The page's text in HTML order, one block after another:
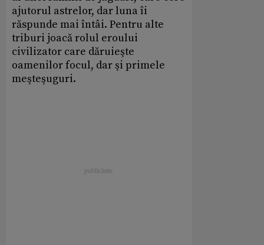
ajutorul astrelor, dar luna îi
răspunde mai întâi. Pentru alte
triburi joacă rolul eroului
civilizator care dăruieşte
oamenilor focul, dar şi primele
meşteşuguri.